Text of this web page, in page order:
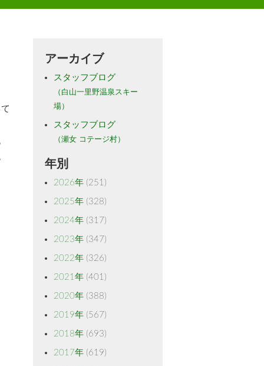
アーカイブ
スタッフブログ
（白山一里野温泉スキー
場）
スタッフブログ
（瀬女 コテージ村）
年別
2026年 (251)
2025年 (328)
2024年 (317)
2023年 (347)
2022年 (326)
2021年 (401)
2020年 (388)
2019年 (567)
2018年 (693)
2017年 (619)